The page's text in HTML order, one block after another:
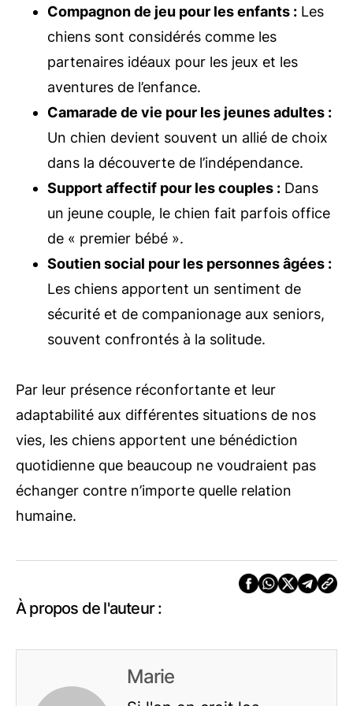
Compagnon de jeu pour les enfants : Les
chiens sont considérés comme les
partenaires idéaux pour les jeux et les
aventures de l’enfance.
Camarade de vie pour les jeunes adultes :
Un chien devient souvent un allié de choix
dans la découverte de l’indépendance.
Support affectif pour les couples : Dans
un jeune couple, le chien fait parfois office
de « premier bébé ».
Soutien social pour les personnes âgées :
Les chiens apportent un sentiment de
sécurité et de companionage aux seniors,
souvent confrontés à la solitude.
Par leur présence réconfortante et leur
adaptabilité aux différentes situations de nos
vies, les chiens apportent une bénédiction
quotidienne que beaucoup ne voudraient pas
échanger contre n’importe quelle relation
humaine.
À propos de l'auteur :
Marie